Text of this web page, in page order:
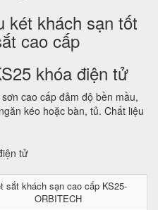
két khách sạn tốt
cao cấp
khóa điện tử
cao cấp đảm độ bền mầu,
kéo hoặc bàn, tủ. Chất liệu
sắt khách sạn cao cấp KS25-
ORBITECH